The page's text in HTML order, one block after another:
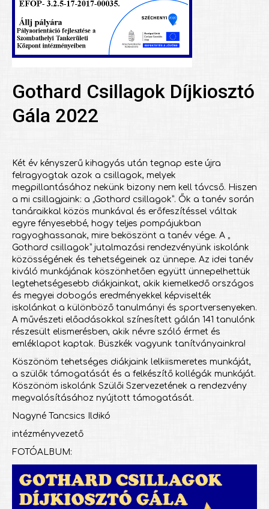
Gothard Csillagok Díjkiosztó
Gála 2022
Két év kényszerű kihagyás után tegnap este újra
felragyogtak azok a csillagok, melyek
megpillantásához nekünk bizony nem kell távcső. Hiszen
a mi csillagjaink: a „Gothard csillagok”. Ők a tanév során
tanáraikkal közös munkával és erőfeszítéssel váltak
egyre fényesebbé, hogy teljes pompájukban
ragyoghassanak, mire beköszönt a tanév vége. A „
Gothard csillagok” jutalmazási rendezvényünk iskolánk
közösségének és tehetségeinek az ünnepe. Az idei tanév
kiváló munkájának köszönhetően együtt ünnepelhettük
legtehetségesebb diákjainkat, akik kiemelkedő országos
és megyei dobogós eredményekkel képviselték
iskolánkat a különböző tanulmányi és sportversenyeken.
A művészeti előadásokkal színesített gálán 141 tanulónk
részesült elismerésben, akik névre szóló érmet és
emléklapot kaptak. Büszkék vagyunk tanítványainkra!
Köszönöm tehetséges diákjaink lelkiismeretes munkáját,
a szülők támogatását és a felkészítő kollégák munkáját.
Köszönöm iskolánk Szülői Szervezetének a rendezvény
megvalósításához nyújtott támogatását.
Nagyné Tancsics Ildikó
intézményvezető
FOTÓALBUM: